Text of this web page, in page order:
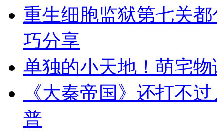
重生细胞监狱第七关
巧分享
单独的小天地！萌宅
《大秦帝国》还打不
普